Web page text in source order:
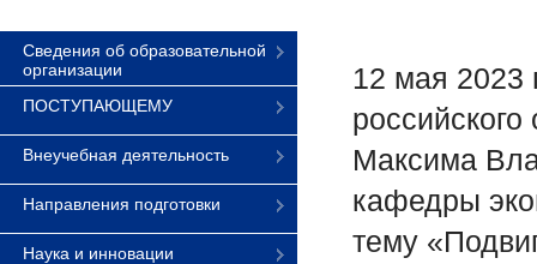
Сведения об образовательной
организации
ПОСТУПАЮЩЕМУ
Внеучебная деятельность
Направления подготовки
Наука и инновации
12 мая 2023
Максима
кафедры
тему